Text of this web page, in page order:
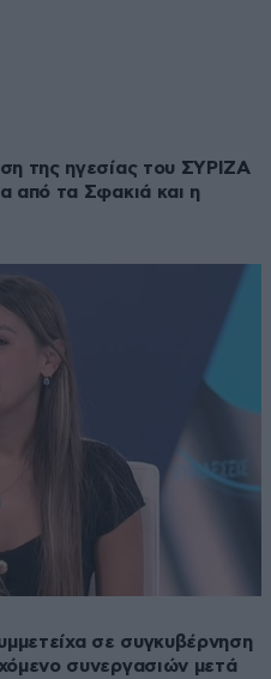
της ηγεσίας του ΣΥΡΙΖΑ
από τα Σφακιά και η
σε συγκυβέρνηση
συνεργασιών μετά